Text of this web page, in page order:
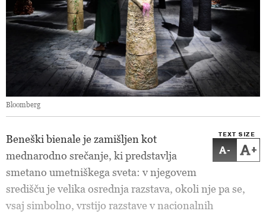
Bloomberg
TEXT SIZE
- +
Beneški bienale je zamišljen kot
mednarodno srečanje, ki predstavlja
smetano umetniškega sveta: v njegovem
središču je velika osrednja razstava, okoli nje pa se,
vsaj simbolno, vrstijo razstave v nacionalnih